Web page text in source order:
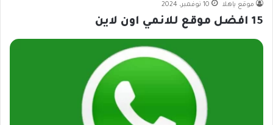
موقع ياهلا 10 نوفمبر، 2024
15 افضل موقع للانمي اون لاين